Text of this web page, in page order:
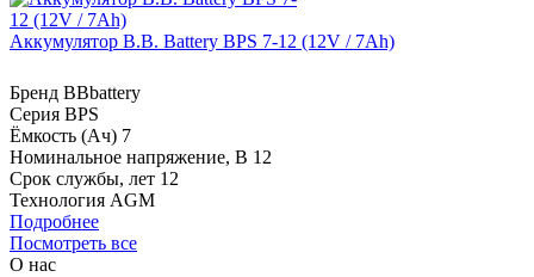
Аккумулятор B.B. Battery BPS 7-12 (12V / 7Ah)
Бренд BBbattery
Серия BPS
Ёмкость (Ач) 7
Номинальное напряжение, В 12
Срок службы, лет 12
Технология AGM
Подробнее
Посмотреть все
О нас